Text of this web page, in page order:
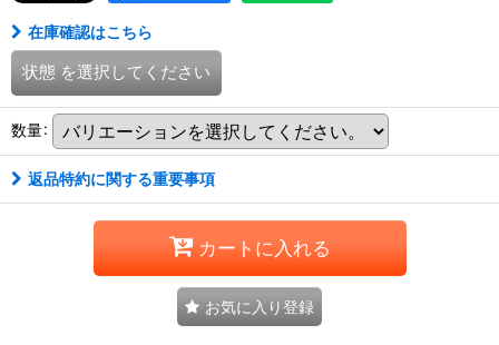
在庫確認はこちら
状態 を選択してください
数量:
返品特約に関する重要事項
カートに入れる
お気に入り登録